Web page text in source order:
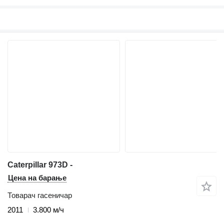
Caterpillar 973D -
Цена на барање
Товарач гасеничар
2011
3.800 м/ч